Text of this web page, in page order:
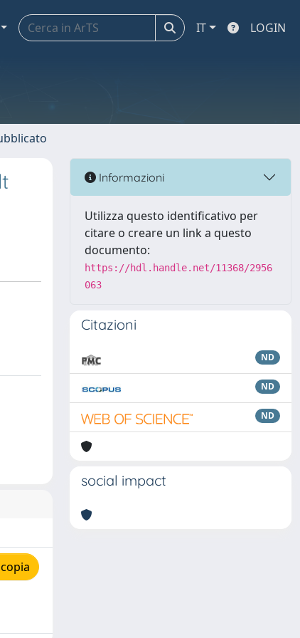
IT LOGIN
Informazioni
Utilizza questo identificativo per
citare o creare un link a questo
documento:
https://hdl.handle.net/11368/2956
063
Citazioni
ND
ND
ND
social impact